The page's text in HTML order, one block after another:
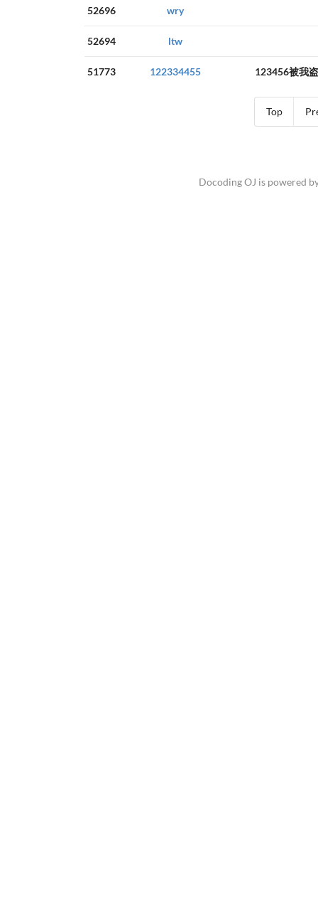
52696 wry
52694 ltw
51773 122334455 123456被我
Top
Docoding OJ is powered